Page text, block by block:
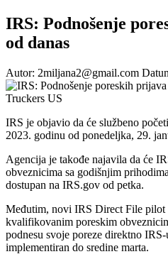
IRS: Podnošenje
od danas
Autor: 2miljana2@gmail.com
IRS je objavio da će službeno
2023. godinu od ponedeljka, 29.
Agencija je takođe najavila da će
obveznicima sa godišnjim
dostupan na IRS.gov od petka.
Međutim, novi IRS Direct File pilot
kvalifikovanim poreskim
podnesu svoje poreze direktno
implementiran do sredine marta.